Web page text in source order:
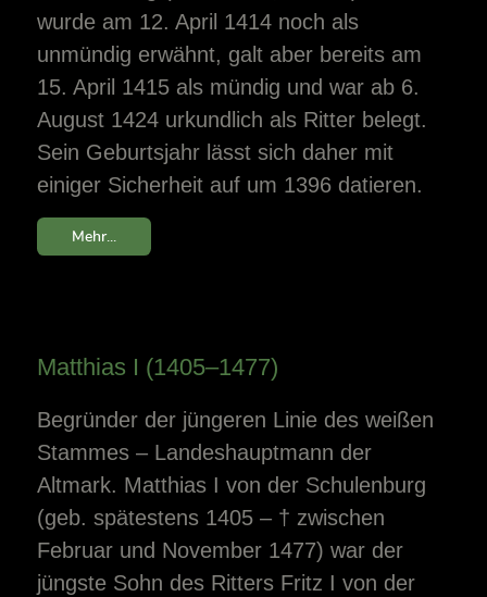
wurde am 12. April 1414 noch als
unmündig erwähnt, galt aber bereits am
15. April 1415 als mündig und war ab 6.
August 1424 urkundlich als Ritter belegt.
Sein Geburtsjahr lässt sich daher mit
einiger Sicherheit auf um 1396 datieren.
Mehr...
Matthias I (1405–1477)
Begründer der jüngeren Linie des weißen
Stammes – Landeshauptmann der
Altmark. Matthias I von der Schulenburg
(geb. spätestens 1405 – † zwischen
Februar und November 1477) war der
jüngste Sohn des Ritters Fritz I von der